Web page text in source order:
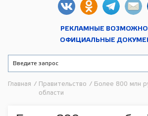
РЕКЛАМНЫЕ
ОФИЦИАЛЬНЫЕ
Главная /
Правительство
области
/ Более 800 млн